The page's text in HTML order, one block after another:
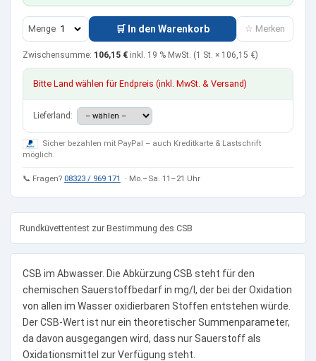
Menge 🛒 In den Warenkorb ☆ Merken
Zwischensumme: 106,15 € inkl. 19 % MwSt. (1 St. × 106,15 €)
Bitte Land wählen für Endpreis (inkl. MwSt. & Versand)
Lieferland:
Sicher bezahlen mit PayPal – auch Kreditkarte & Lastschrift
möglich.
📞 Fragen? 08323 / 969 171 · Mo.–Sa. 11–21 Uhr
Rundküvettentest zur Bestimmung des CSB
CSB im Abwasser. Die Abkürzung CSB steht für den
chemischen Sauerstoffbedarf in mg/l, der bei der Oxidation
von allen im Wasser oxidierbaren Stoffen entstehen würde.
Der CSB-Wert ist nur ein theoretischer Summenparameter,
da davon ausgegangen wird, dass nur Sauerstoff als
Oxidationsmittel zur Verfügung steht.